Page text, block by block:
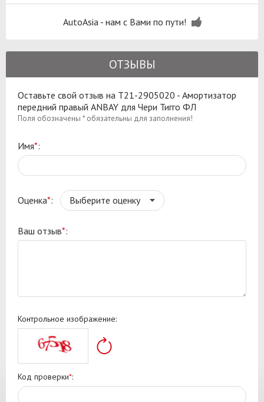
AutoAsia - нам с Вами по пути!
ОТЗЫВЫ
Оставьте свой отзыв на T21-2905020 - Амортизатор
передний правый ANBAY для Чери Тигго ФЛ
Поля обозначены * обязательны для заполнения!
Имя*:
Оценка*:
Ваш отзыв*:
Контрольное изображение:
Код проверки*: